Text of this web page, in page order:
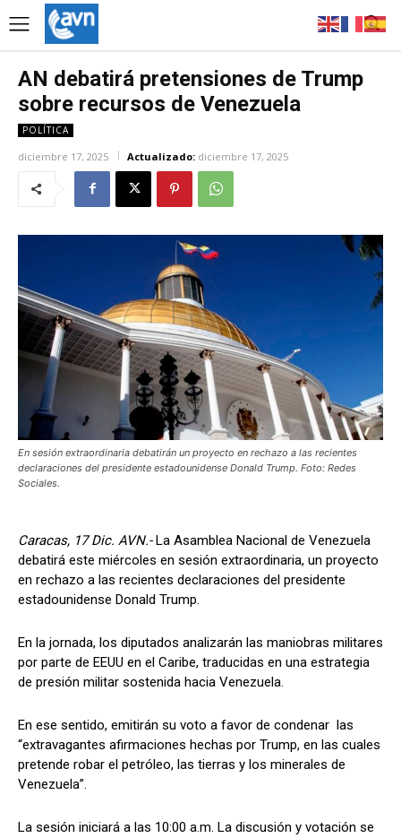
AN debatirá pretensiones de Trump
sobre recursos de Venezuela
POLÍTICA
diciembre 17, 2025 Actualizado: diciembre 17, 2025
En sesión extraordinaria debatirán un proyecto en rechazo a las recientes
declaraciones del presidente estadounidense Donald Trump. Foto: Redes
Sociales.
Caracas, 17 Dic. AVN.- La Asamblea Nacional de Venezuela
debatirá este miércoles en sesión extraordinaria, un proyecto
en rechazo a las recientes declaraciones del presidente
estadounidense Donald Trump.
En la jornada, los diputados analizarán las maniobras militares
por parte de EEUU en el Caribe, traducidas en una estrategia
de presión militar sostenida hacia Venezuela.
En ese sentido, emitirán su voto a favor de condenar las
“extravagantes afirmaciones hechas por Trump, en las cuales
pretende robar el petróleo, las tierras y los minerales de
Venezuela”.
La sesión iniciará a las 10:00 a.m. La discusión y votación se